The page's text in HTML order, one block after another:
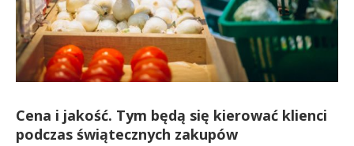
Cena i jakość. Tym będą się kierować klienci
podczas świątecznych zakupów